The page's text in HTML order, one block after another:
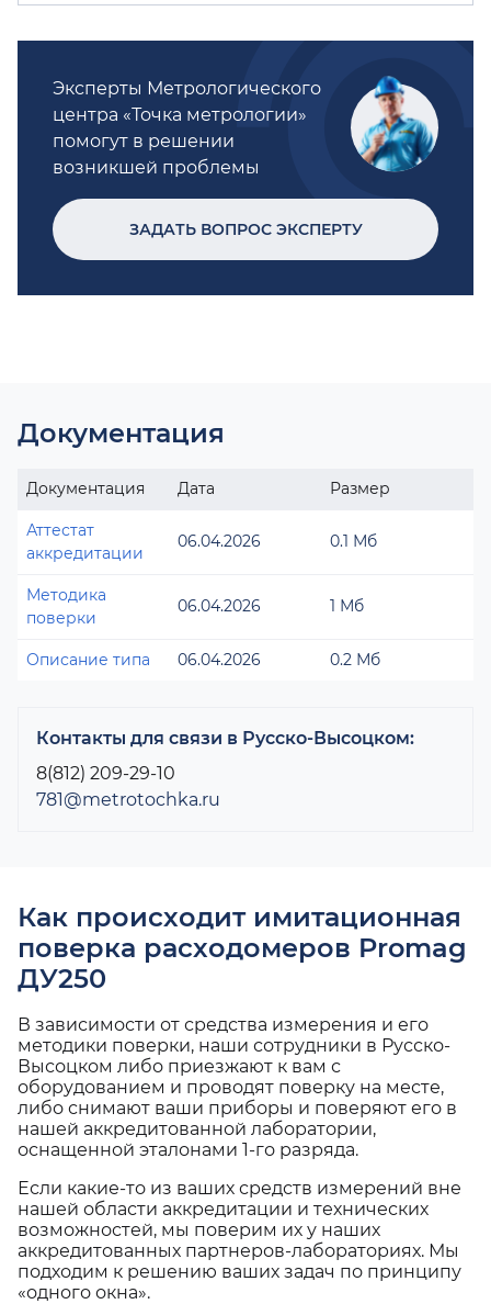
Эксперты Метрологического
центра «Точка метрологии»
помогут в решении
возникшей проблемы
ЗАДАТЬ ВОПРОС ЭКСПЕРТУ
Документация
Документация Дата Размер
Аттестат
аккредитации
06.04.2026 0.1 Мб
Методика
поверки
06.04.2026 1 Мб
Описание типа 06.04.2026 0.2 Мб
Контакты для связи в Русско-Высоцком:
8(812) 209-29-10
781@metrotochka.ru
Как происходит имитационная
поверка расходомеров Promag
ДУ250
В зависимости от средства измерения и его
методики поверки, наши сотрудники в Русско-
Высоцком либо приезжают к вам с
оборудованием и проводят поверку на месте,
либо снимают ваши приборы и поверяют его в
нашей аккредитованной лаборатории,
оснащенной эталонами 1-го разряда.
Если какие-то из ваших средств измерений вне
нашей области аккредитации и технических
возможностей, мы поверим их у наших
аккредитованных партнеров-лабораториях. Мы
подходим к решению ваших задач по принципу
«одного окна».